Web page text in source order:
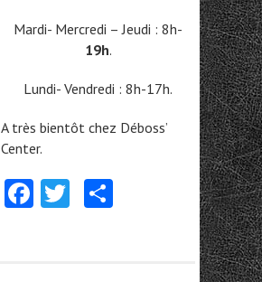
Mardi- Mercredi – Jeudi : 8h-
19h.
Lundi- Vendredi : 8h-17h.
A très bientôt chez Déboss’
Center.
Fa T